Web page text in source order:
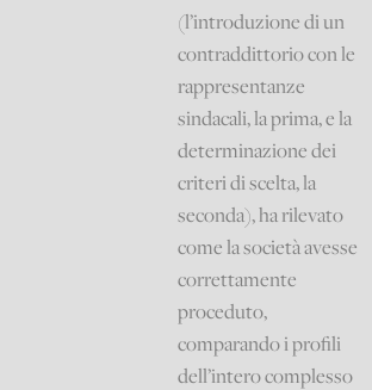
(l’introduzione di un
contraddittorio con le
rappresentanze
sindacali, la prima, e la
determinazione dei
criteri di scelta, la
seconda), ha rilevato
come la società avesse
correttamente
proceduto,
comparando i profili
dell’intero complesso